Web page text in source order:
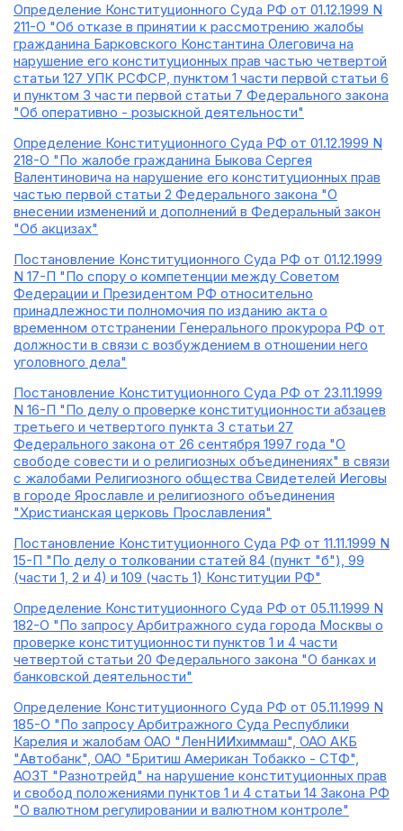
Определение Конституционного Суда РФ от 01.12.1999 N
211-О "Об отказе в принятии к рассмотрению жалобы
гражданина Барковского Константина Олеговича на
нарушение его конституционных прав частью четвертой
статьи 127 УПК РСФСР, пунктом 1 части первой статьи 6
и пунктом 3 части первой статьи 7 Федерального закона
"Об оперативно - розыскной деятельности"
Определение Конституционного Суда РФ от 01.12.1999 N
218-О "По жалобе гражданина Быкова Сергея
Валентиновича на нарушение его конституционных прав
частью первой статьи 2 Федерального закона "О
внесении изменений и дополнений в Федеральный закон
"Об акцизах"
Постановление Конституционного Суда РФ от 01.12.1999
N 17-П "По спору о компетенции между Советом
Федерации и Президентом РФ относительно
принадлежности полномочия по изданию акта о
временном отстранении Генерального прокурора РФ от
должности в связи с возбуждением в отношении него
уголовного дела"
Постановление Конституционного Суда РФ от 23.11.1999
N 16-П "По делу о проверке конституционности абзацев
третьего и четвертого пункта 3 статьи 27
Федерального закона от 26 сентября 1997 года "О
свободе совести и о религиозных объединениях" в связи
с жалобами Религиозного общества Свидетелей Иеговы
в городе Ярославле и религиозного объединения
"Христианская церковь Прославления"
Постановление Конституционного Суда РФ от 11.11.1999 N
15-П "По делу о толковании статей 84 (пункт "б"), 99
(части 1, 2 и 4) и 109 (часть 1) Конституции РФ"
Определение Конституционного Суда РФ от 05.11.1999 N
182-О "По запросу Арбитражного суда города Москвы о
проверке конституционности пунктов 1 и 4 части
четвертой статьи 20 Федерального закона "О банках и
банковской деятельности"
Определение Конституционного Суда РФ от 05.11.1999 N
185-О "По запросу Арбитражного Суда Республики
Карелия и жалобам ОАО "ЛенНИИхиммаш", ОАО АКБ
"Автобанк", ОАО "Бритиш Американ Тобакко - СТФ",
АОЗТ "Разнотрейд" на нарушение конституционных прав
и свобод положениями пунктов 1 и 4 статьи 14 Закона РФ
"О валютном регулировании и валютном контроле"